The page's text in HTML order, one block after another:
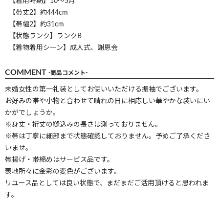
【帯丈2】約444cm
【帯幅2】約31cm
【状態ランク】ランクB
【着物着用シーン】成人式、謝恩会
COMMENT -商品コメント-
未婚女性の第一礼装としてお使いいただける振袖でございます。
お好みの帯や小物と合わせて晴れの日に相応しい華やかな装いにい
かがでしょうか。
※身丈・裄丈の縫込みの長さは測っておりません。
※帯は丁寧に細部まで状態確認しておりません。予めご了承くださ
いませ。
帯揚げ・帯締めはサービス品です。
表地所々に金彩の変色がございます。
リユース品としては良い状態で、まだまだご活用頂けると思われま
す。